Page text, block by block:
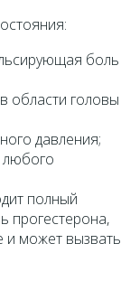
боль
области головы
давления;
любого
полный
прогестерона,
и может вызвать